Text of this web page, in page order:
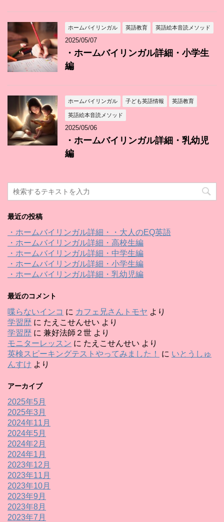
ホームバイリンガル 英語教育 英語絵本音読メソッド
2025/05/07
・ホームバイリンガル詳細・小学生
編
ホームバイリンガル 子ども英語情報 英語教育
英語絵本音読メソッド
2025/05/06
・ホームバイリンガル詳細・乳幼児
編
最近の投稿
・ホームバイリンガル詳細・・大人のEQ英語
・ホームバイリンガル詳細・高校生編
・ホームバイリンガル詳細・中学生編
・ホームバイリンガル詳細・小学生編
・ホームバイリンガル詳細・乳幼児編
最近のコメント
喋らないインコ に カフェ兄さんトモヤ より
学習歴 に たえこせんせい より
学習歴 に 兼好法師２世 より
モニターレッスン に たえこせんせい より
英検スピーキングテストやってみました！
に いとうしゅ
んすけ より
アーカイブ
2025年5月
2025年3月
2024年11月
2024年5月
2024年2月
2024年1月
2023年12月
2023年11月
2023年10月
2023年9月
2023年8月
2023年7月